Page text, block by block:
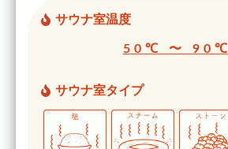
サウナ室温度
50℃ 〜 90℃
サウナ室タイプ